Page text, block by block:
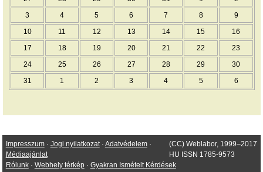
3 4 5 6 7 8 9
10 11 12 13 14 15 16
17 18 19 20 21 22 23
24 25 26 27 28 29 30
31 1 2 3 4 5 6
(CC) Weblabor, 1999–2017
HU ISSN 1785-9573
Impresszum· Jogi nyilatkozat· Adatvédelem·
Médiaajánlat
Rólunk· Webhely térkép· Gyakran Ismételt Kérdések